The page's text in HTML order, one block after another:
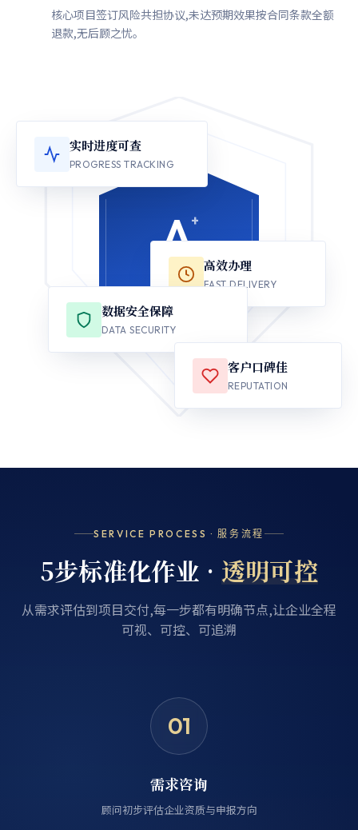
核心项目签订风险共担协议,未达预期效果按合同条款全额
退款,无后顾之忧。
A+
权威认证
实时进度可查
PROGRESS TRACKING
高效办理
FAST DELIVERY
数据安全保障
DATA SECURITY
客户口碑佳
REPUTATION
SERVICE PROCESS · 服务流程
5步标准化作业 · 透明可控
从需求评估到项目交付,每一步都有明确节点,让企业全程
可视、可控、可追溯
01
需求咨询
顾问初步评估企业资质与申报方向